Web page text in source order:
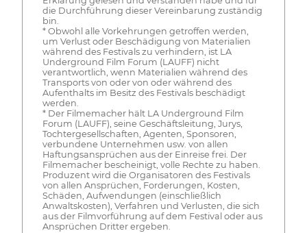
die Durchführung dieser Vereinbarung zuständig
bin.
* Obwohl alle Vorkehrungen getroffen werden,
um Verlust oder Beschädigung von Materialien
während des Festivals zu verhindern, ist LA
Underground Film Forum (LAUFF) nicht
verantwortlich, wenn Materialien während des
Transports von oder von oder während des
Aufenthalts im Besitz des Festivals beschädigt
werden.
* Der Filmemacher hält LA Underground Film
Forum (LAUFF), seine Geschäftsleitung, Jurys,
Tochtergesellschaften, Agenten, Sponsoren,
verbundene Unternehmen usw. von allen
Haftungsansprüchen aus der Einreise frei. Der
Filmemacher bescheinigt, volle Rechte zu haben.
Produzent wird die Organisatoren des Festivals
von allen Ansprüchen, Forderungen, Kosten,
Schäden, Aufwendungen (einschließlich
Anwaltskosten), Verfahren und Verlusten, die sich
aus der Filmvorführung auf dem Festival oder aus
Ansprüchen Dritter ergeben.